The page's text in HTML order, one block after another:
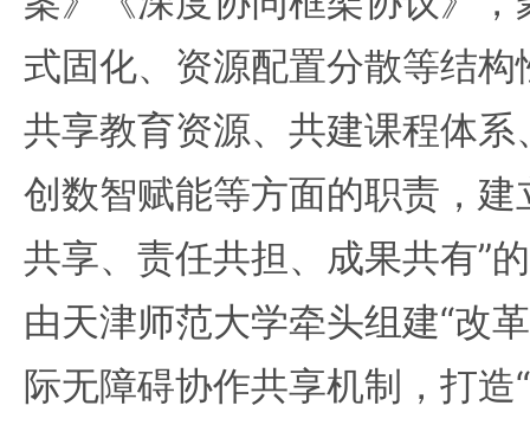
式固化、资源配置分散等结
共享教育资源、共建课程体
创数智赋能等方面的职责，建
共享、责任共担、成果共有”
由天津师范大学牵头组建“改
际无障碍协作共享机制，打造